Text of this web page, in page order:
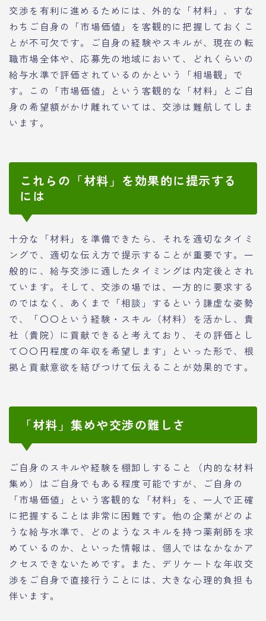
交渉を有利に進めるためには、外的な「材料」、すな
わちご自身の「市場価値」を客観的に把握しておくこ
とが不可欠です。ご自身の経験やスキルが、現在の転
職市場全体や、応募先の地域において、どれくらいの
給与水準で評価されているのかという「相場観」で
す。この「市場価値」という客観的な「材料」とご自
身の希望額がかけ離れていては、交渉は難航してしま
います。
これらの「材料」を効果的に提示する
には
十分な「材料」を準備できたら、それを適切なタイミ
ングで、適切な伝え方で提示することが重要です。一
般的に、給与交渉に適したタイミングは内定後とされ
ています。そして、交渉の場では、一方的に要求する
のではなく、あくまで「相談」するという謙虚な姿勢
で、「〇〇という経験・スキル（材料）を活かし、貴
社（貴院）に貢献できると考えており、その評価とし
て〇〇円程度の年収を希望します」といった形で、根
拠と貢献意欲を結びつけて伝えることが効果的です。
「材料」集めや交渉の難しさ
ご自身のスキルや経験を棚卸しすること（内的な材料
集め）はご自身でもある程度可能ですが、ご自身の
「市場価値」という客観的な「材料」を、一人で正確
に把握することは非常に困難です。他の企業がどのよ
うな給与水準で、どのようなスキルを持つ薬剤師を求
めているのか、といった情報は、個人ではなかなかア
クセスできないためです。また、デリケートな年収交
渉をご自身で直接行うことには、大きな心理的負担も
伴います。